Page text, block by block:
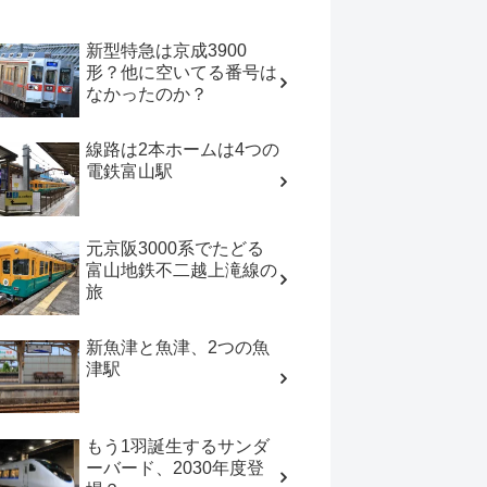
新型特急は京成3900
形？他に空いてる番号は
なかったのか？
線路は2本ホームは4つの
電鉄富山駅
元京阪3000系でたどる
富山地鉄不二越上滝線の
旅
新魚津と魚津、2つの魚
津駅
もう1羽誕生するサンダ
ーバード、2030年度登